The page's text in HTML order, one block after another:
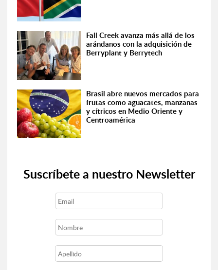
Fall Creek avanza más allá de los
arándanos con la adquisición de
Berryplant y Berrytech
Brasil abre nuevos mercados para
frutas como aguacates, manzanas
y cítricos en Medio Oriente y
Centroamérica
Suscríbete a nuestro Newsletter